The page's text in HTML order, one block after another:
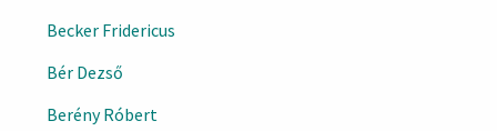
Becker Fridericus
Bér Dezső
Berény Róbert